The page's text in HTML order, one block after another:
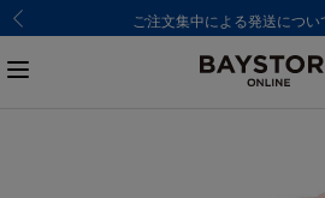
ご注文集中による発送につ